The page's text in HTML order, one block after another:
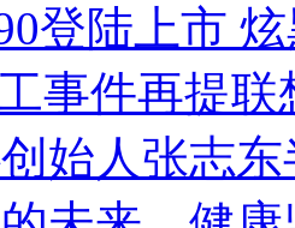
登陆上市
事件再提联
始人张志